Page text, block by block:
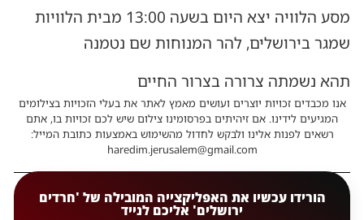
מסע הלוויה יצא היום בשעה 13:00 מבית הלוויות
שמגר בירושלים, להר המנוחות שם נטמנה
תהא נשמתה צרורה בצרור החיים
אנו מכבדים זכויות יוצרים ועושים מאמץ לאתר את בעלי הזכויות בצילומים
המגיעים לידינו. אם זיהיתים בפרסומינו צילום שיש לכם זכויות בו, אתם
רשאים לפנות אלינו ולבקש לחדול מהשימוש באמצעות כתובת המייל:
haredim.jerusalem@gmail.com
הורידו עכשיו את האפליקצייה המובילה של 'חרדים
ירושלים' אליכם לנייד